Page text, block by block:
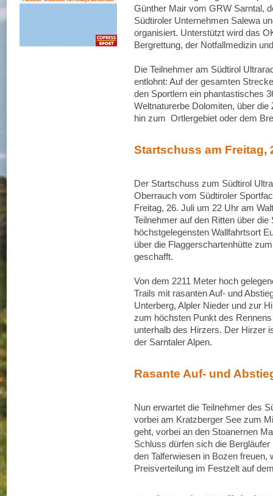
Günther Mair vom GRW Sarntal,
Südtiroler Unternehmen Salewa
organisiert. Unterstützt wird das
Bergrettung, der Notfallmedizin
Die Teilnehmer am Südtirol
entlohnt: Auf der gesamten
den Sportlern ein phantastisches
Weltnaturerbe Dolomiten, über
hin zum Ortlergebiet oder dem
Startschuss am Freitag,
Der Startschuss zum Südtirol
Oberrauch vom Südtiroler
Freitag, 26. Juli um 22 Uhr am
Teilnehmer auf den Ritten über
höchstgelegensten Wallfahrtsort
über die Flaggerschartenhütte
geschafft.
Von dem 2211 Meter hoch
Trails mit rasanten Auf- und
Unterberg, Alpler Nieder und zur
zum höchsten Punkt des
unterhalb des Hirzers. Der Hirzer
der Sarntaler Alpen.
Rasante Auf- und
Nun erwartet die Teilnehmer des
vorbei am Kratzberger See zum
geht, vorbei an den Stoanernen
Schluss dürfen sich die
den Talferwiesen in Bozen freuen,
Preisverteilung im Festzelt auf